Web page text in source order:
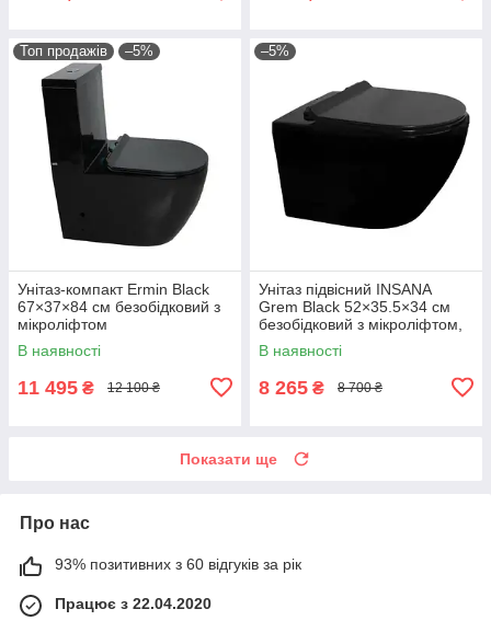
Топ продажів –5%
Унітаз-компакт Ermin Black
67×37×84 см безобідковий з
мікроліфтом
В наявності
11 495 ₴ 12 100 ₴
–5%
Унітаз підвісний INSANA
Grem Black 52×35.5×34 см
безобідковий з мікроліфтом,
Польща черний
В наявності
8 265 ₴ 8 700 ₴
Показати ще
Про нас
93% позитивних з 60 відгуків за рік
Працює з 22.04.2020